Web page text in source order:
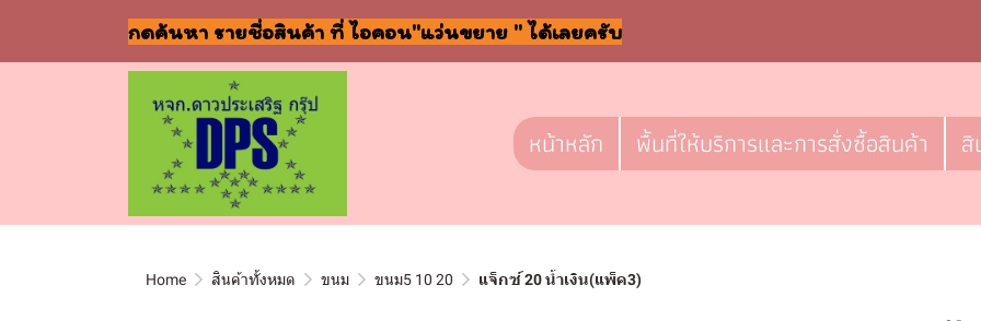
กดค้นหา รายชื่อสินค้า ที่ ไอคอน"แว่นขยาย " ได้เลยครับ
หน้าหลัก พื้นที่ให้บริการและการสั่งซื้อสินค้า
Home สินค้าทั้งหมด ขนม ขนม5 10 20 แจ็กซ์ 20 น้ำเงิน(แพ็ค3)